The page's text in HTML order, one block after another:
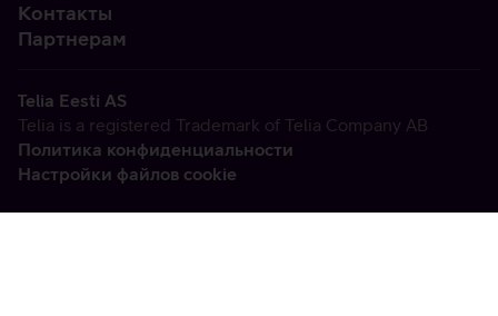
Контакты
Партнерам
Telia Eesti AS
Telia is a registered Trademark of Telia Company AB
Политика конфиденциальности
Настройки файлов cookie